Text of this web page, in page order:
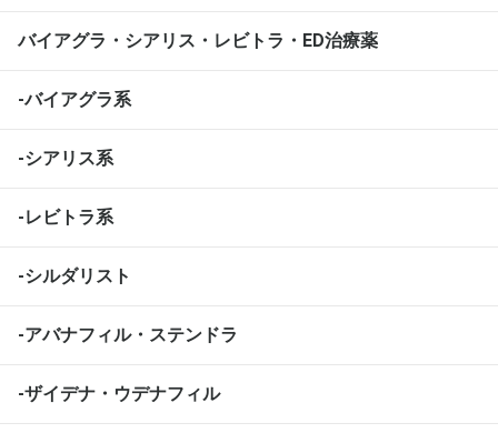
バイアグラ・シアリス・レビトラ・ED治療薬
-バイアグラ系
-シアリス系
-レビトラ系
-シルダリスト
-アバナフィル・ステンドラ
-ザイデナ・ウデナフィル